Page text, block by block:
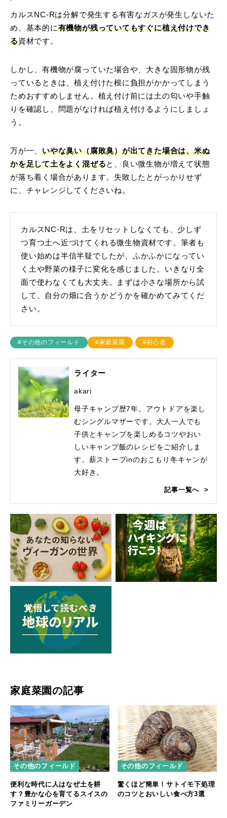
カルスNC-Rは分解で発生する有害なガスが発生しないた
め、基本的に有機物が残っていてもすぐに植え付けでき
る資材です。
しかし、有機物が腐っていた場合や、大きな固形物が残
っているときは、植え付けた根に負担がかかってしまう
ためおすすめしません。植え付け前には土の匂いや手触
りを確認し、問題がなければ植え付けるようにしましょ
う。
万が一、いやな臭い（腐敗臭）が出てきた場合は、米ぬ
かを足して土をよく混ぜると、良い微生物が増えて状態
が落ち着く場合があります。失敗したとがっかりせず
に、チャレンジしてくださいね。
カルスNC-Rは、土をリセットしなくても、少しず
つ育つ土へ近づけてくれる微生物資材です。筆者も
使い始めは半信半疑でしたが、ふかふかになってい
く土や野菜の様子に変化を感じました。いきなり全
面で使わなくても大丈夫。まずは小さな場所から試
して、自分の畑に合うかどうかを確かめてみてくだ
さい。
#その他のフィールド #家庭菜園 #初心者
ライター
akari
母子キャンプ歴7年。アウトドアを楽し
むシングルマザーです。大人一人でも
子供とキャンプを楽しめるコツやおい
しいキャンプ飯のレシピをご紹介しま
す。薪ストーブinのおこもり冬キャンが
大好き。
記事一覧へ
家庭菜園の記事
その他のフィールド
便利な時代に人はなぜ土を耕
す？豊かな心を育てるスイスの
ファミリーガーデン
その他のフィールド
驚くほど簡単！サトイモ下処理
のコツとおいしい食べ方3選